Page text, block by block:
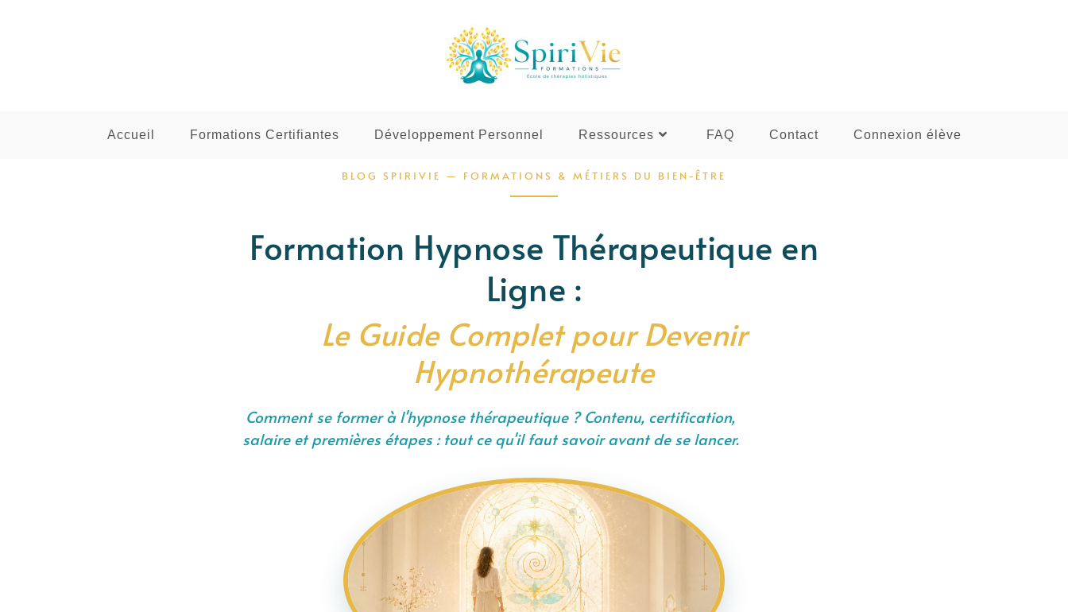
Accueil Formations Certifiantes Développement Personnel Ressources FAQ Contact Connexion élève
BLOG SPIRIVIE — FORMATIONS & MÉTIERS DU BIEN-ÊTRE
Formation Hypnose Thérapeutique en
Ligne :
Le Guide Complet pour Devenir
Hypnothérapeute
Comment se former à l'hypnose thérapeutique ? Contenu, certification,
salaire et premières étapes : tout ce qu'il faut savoir avant de se lancer.